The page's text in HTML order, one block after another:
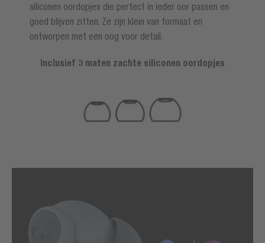
siliconen oordopjes die perfect in ieder oor passen en
goed blijven zitten. Ze zijn klein van formaat en
ontworpen met een oog voor detail.
Inclusief 3 maten zachte siliconen oordopjes